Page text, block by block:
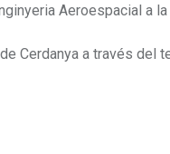
Aeroespacial a la
Cerdanya a través del